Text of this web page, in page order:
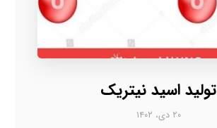
تولید اسید نیتریک
۲۰ دی، ۱۴۰۲